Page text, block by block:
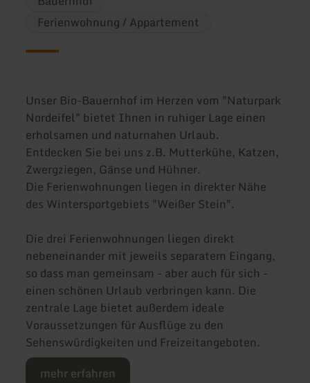
Ferienwohnung / Appartement
Unser Bio-Bauernhof im Herzen vom "Naturpark
Nordeifel" bietet Ihnen in ruhiger Lage einen
erholsamen und naturnahen Urlaub.
Entdecken Sie bei uns z.B. Mutterkühe, Katzen,
Zwergziegen, Gänse und Hühner.
Die Ferienwohnungen liegen in direkter Nähe
des Wintersportgebiets "Weißer Stein".
Die drei Ferienwohnungen liegen direkt
nebeneinander mit jeweils separatem Eingang,
so dass man gemeinsam - aber auch für sich -
einen schönen Urlaub verbringen kann. Die
zentrale Lage bietet außerdem ideale
Voraussetzungen für Ausflüge zu den
Sehenswürdigkeiten und Freizeitangeboten.
mehr erfahren